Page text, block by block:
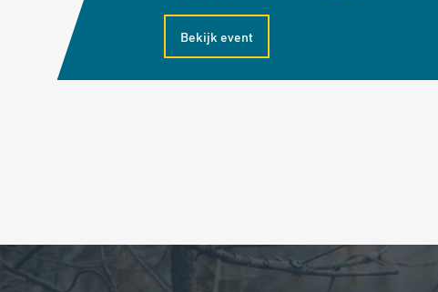
Bekijk event